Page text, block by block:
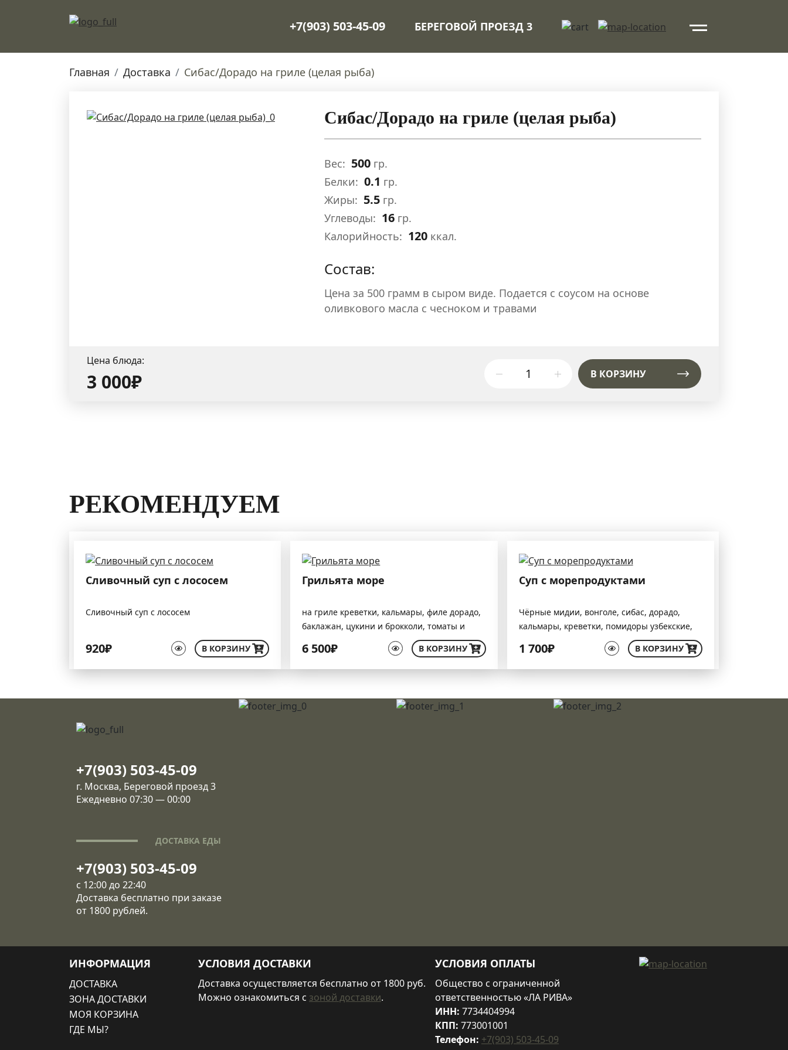
+7(903) 503-45-09 БЕРЕГОВОЙ ПРОЕЗД 3
Главная Доставка Сибас/Дорадо на гриле (целая рыба)
Сибас/Дорадо на гриле (целая рыба)
Вес: 500 гр.
Белки: 0.1 гр.
Жиры: 5.5 гр.
Углеводы: 16 гр.
Калорийность: 120 ккал.
Состав:
Цена за 500 грамм в сыром виде. Подается с соусом на основе
оливкового масла с чесноком и травами
Цена блюда:
3 000₽ В КОРЗИНУ
РЕКОМЕНДУЕМ
Сливочный суп с лососем
Сливочный суп с лососем
920₽ В КОРЗИНУ
Грильята море
на гриле креветки, кальмары, филе дорадо,
баклажан, цукини и брокколи, томаты и
6 500₽ В КОРЗИНУ
Суп с морепродуктами
Чёрные мидии, вонголе, сибас, дорадо,
кальмары, креветки, помидоры узбекские,
базилик, петрушка, чеснок, перец
маринованный. Подаётся с чиабаттой
1 700₽ В КОРЗИНУ
+7(903) 503-45-09
г. Москва, Береговой проезд 3
Ежедневно 07:30 — 00:00
ДОСТАВКА ЕДЫ
+7(903) 503-45-09
с 12:00 до 22:40
Доставка бесплатно при заказе
от 1800 рублей.
ИНФОРМАЦИЯ
ДОСТАВКА
ЗОНА ДОСТАВКИ
МОЯ КОРЗИНА
ГДЕ МЫ?
УСЛОВИЯ ДОСТАВКИ
Доставка осуществляется бесплатно от 1800 руб.
Можно ознакомиться с зоной доставки.
УСЛОВИЯ ОПЛАТЫ
Общество с ограниченной
ответственностью «ЛА РИВА»
ИНН: 7734404994
КПП: 773001001
Телефон: +7(903) 503-45-09